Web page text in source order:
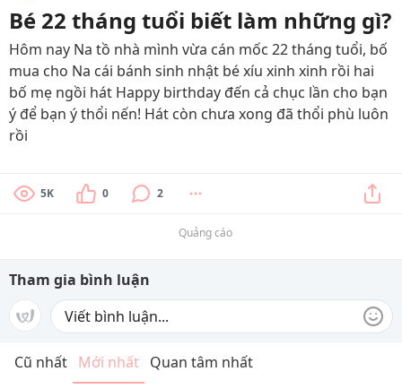
Bé 22 tháng tuổi biết làm những gì?
Hôm nay Na tồ nhà mình vừa cán mốc 22 tháng tuổi, bố
mua cho Na cái bánh sinh nhật bé xíu xinh xinh rồi hai
bố mẹ ngồi hát Happy birthday đến cả chục lần cho bạn
ý để bạn ý thổi nến! Hát còn chưa xong đã thổi phù luôn
rồi
5K 0 2
Quảng cáo
Tham gia bình luận
Cũ nhất Mới nhất Quan tâm nhất